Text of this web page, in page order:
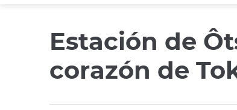
Estación de
corazón de